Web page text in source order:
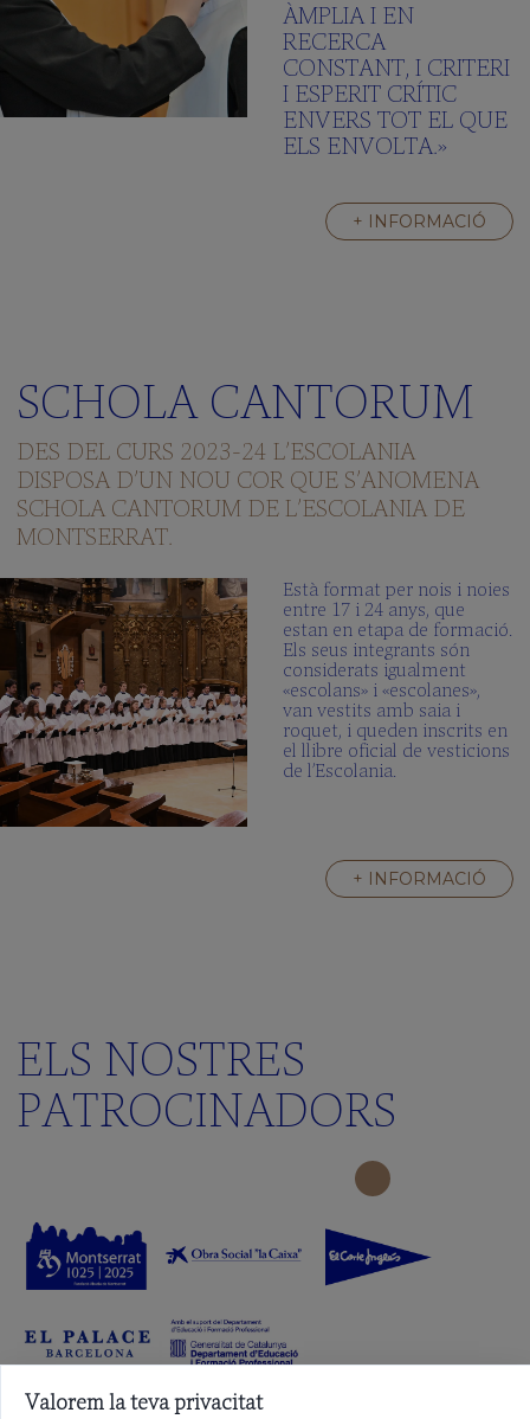
ÀMPLIA I EN
RECERCA
CONSTANT, I CRITERI
I ESPERIT CRÍTIC
ENVERS TOT EL QUE
ELS ENVOLTA.»
+ INFORMACIÓ
SCHOLA CANTORUM
DES DEL CURS 2023-24 L’ESCOLANIA
DISPOSA D’UN NOU COR QUE S’ANOMENA
SCHOLA CANTORUM DE L’ESCOLANIA DE
MONTSERRAT.
Està format per nois i noies
entre 17 i 24 anys, que
estan en etapa de formació.
Els seus integrants són
considerats igualment
«escolans» i «escolanes»,
van vestits amb saia i
roquet, i queden inscrits en
el llibre oficial de vesticions
de l’Escolania.
+ INFORMACIÓ
ELS NOSTRES
PATROCINADORS
Valorem la teva privacitat